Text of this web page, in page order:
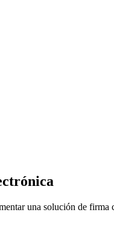
una solución de firma